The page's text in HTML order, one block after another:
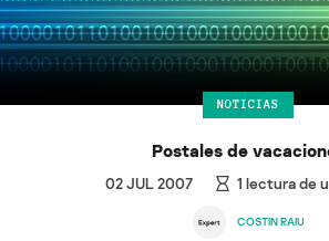
NOTICIAS
Postales de
02 JUL 2007 1 lectura de
COSTIN RAIU